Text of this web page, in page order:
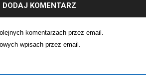
komentarzach przez email.
wpisach przez email.